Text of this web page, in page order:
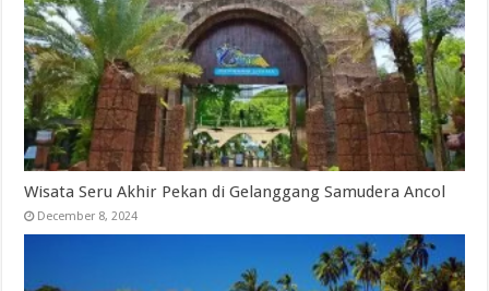
Wisata Seru Akhir Pekan di Gelanggang Samudera Ancol
December 8, 2024